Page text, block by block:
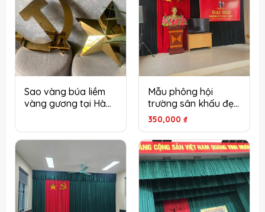
Sao vàng búa liềm
vàng gương tại Hà
Mẫu phông hội
trường sân khấu đẹp
được ưa chuộng tại
Hà Nội
350,000 ₫